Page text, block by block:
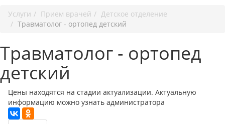
Услуги
Прием врачей
Детское отделение
Травматолог - ортопед детский
Травматолог - ортопед
детский
Цены находятся на стадии актуализации. Актуальную
информацию можно узнать администратора